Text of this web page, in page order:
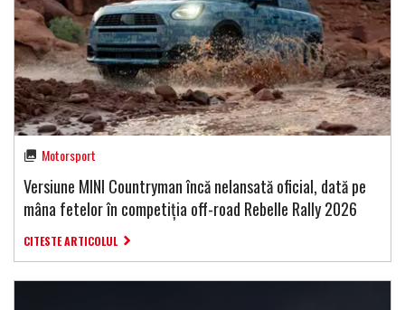
Motorsport
Versiune MINI Countryman încă nelansată oficial, dată pe
mâna fetelor în competiția off-road Rebelle Rally 2026
CITESTE ARTICOLUL